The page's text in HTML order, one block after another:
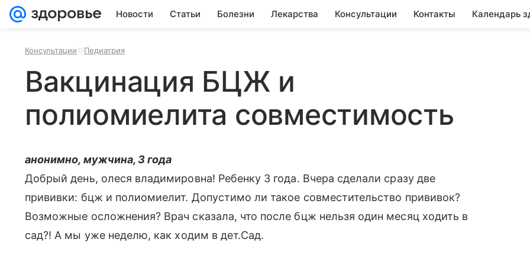
Новости Статьи Болезни Лекарства Консультации Контакты Календарь
Консультации Педиатрия
Вакцинация БЦЖ и
полиомиелита совместимость
анонимно, мужчина, 3 года
Добрый день, олеся владимировна! Ребенку 3 года. Вчера сделали сразу две
прививки: бцж и полиомиелит. Допустимо ли такое совместительство прививок?
Возможные осложнения? Врач сказала, что после бцж нельзя один месяц ходить в
сад?! А мы уже неделю, как ходим в дет.Сад.